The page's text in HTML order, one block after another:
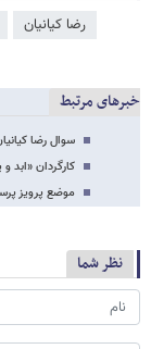
رضا کیانیان
خبرهای مرتبط
سوال رضا
کارگردان
موضع پرویز
نظر شما